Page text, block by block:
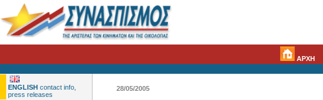
ΑΡΧΗ
ENGLISH contact info,
press releases
28/05/2005